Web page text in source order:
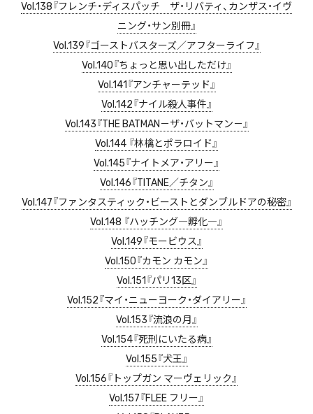
Vol.138『フレンチ・ディスパッチ ザ・リバティ、カンザス・イヴ
ニング・サン別冊』
Vol.139『ゴーストバスターズ／アフターライフ』
Vol.140『ちょっと思い出しただけ』
Vol.141『アンチャーテッド』
Vol.142『ナイル殺人事件』
Vol.143『THE BATMAN－ザ・バットマン－』
Vol.144 『林檎とポラロイド』
Vol.145『ナイトメア・アリー』
Vol.146『TITANE／チタン』
Vol.147『ファンタスティック・ビーストとダンブルドアの秘密』
Vol.148 『ハッチング―孵化―』
Vol.149『モービウス』
Vol.150『カモン カモン』
Vol.151『パリ13区』
Vol.152『マイ・ニューヨーク・ダイアリー』
Vol.153『流浪の月』
Vol.154『死刑にいたる病』
Vol.155『犬王』
Vol.156『トップガン マーヴェリック』
Vol.157『FLEE フリー』